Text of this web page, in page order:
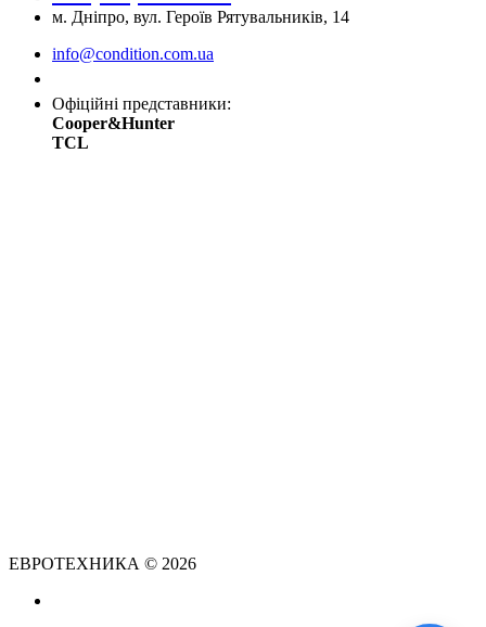
м. Дніпро, вул. Героїв Рятувальників, 14
info@condition.com.ua
Офіційні представники:
Cooper&Hunter
TCL
ЕВРОТЕХНИКА © 2026